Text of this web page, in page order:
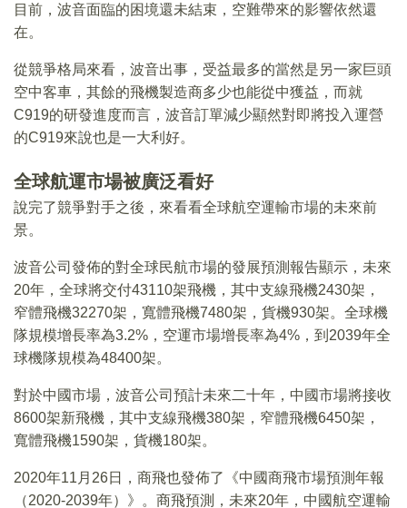
目前，波音面臨的困境還未結束，空難帶來的影響依然還
在。
從競爭格局來看，波音出事，受益最多的當然是另一家巨頭
空中客車，其餘的飛機製造商多少也能從中獲益，而就
C919的研發進度而言，波音訂單減少顯然對即將投入運營
的C919來說也是一大利好。
全球航運市場被廣泛看好
說完了競爭對手之後，來看看全球航空運輸市場的未來前
景。
波音公司發佈的對全球民航市場的發展預測報告顯示，未來
20年，全球將交付43110架飛機，其中支線飛機2430架，
窄體飛機32270架，寬體飛機7480架，貨機930架。全球機
隊規模增長率為3.2%，空運市場增長率為4%，到2039年全
球機隊規模為48400架。
對於中國市場，波音公司預計未來二十年，中國市場將接收
8600架新飛機，其中支線飛機380架，窄體飛機6450架，
寬體飛機1590架，貨機180架。
2020年11月26日，商飛也發佈了《中國商飛市場預測年報
（2020-2039年）》。商飛預測，未來20年，中國航空運輸